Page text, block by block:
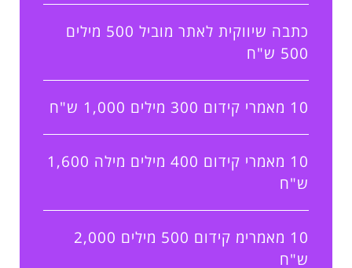
כתבה שיווקית לאתר מוביל 500 מילים
500 ש"ח
10 מאמרי קידום 300 מילים 1,000 ש"ח
10 מאמרי קידום 400 מילים מילה 1,600
ש"ח
10 מאמרימ קידום 500 מילים 2,000
ש"ח